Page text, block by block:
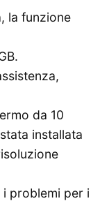
la funzione
da 10
installata
problemi per i